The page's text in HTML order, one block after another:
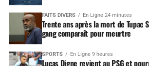
FAITS DIVERS En Ligne 24 minutes
Trente ans après la mort de Tupac
gang comparaît pour meurtre
SPORTS En Ligne 9 heures
Lucas Digne revient au PSG et